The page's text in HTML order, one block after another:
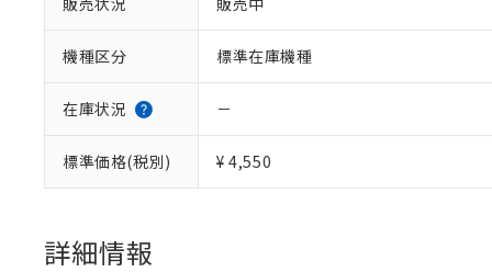
機種区分 標準在庫機種
在庫状況 －
標準価格(税別) ¥ 4,550
詳細情報